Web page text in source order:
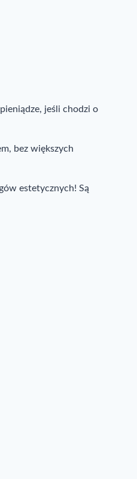
jeśli chodzi o
bez większych
estetycznych! Są